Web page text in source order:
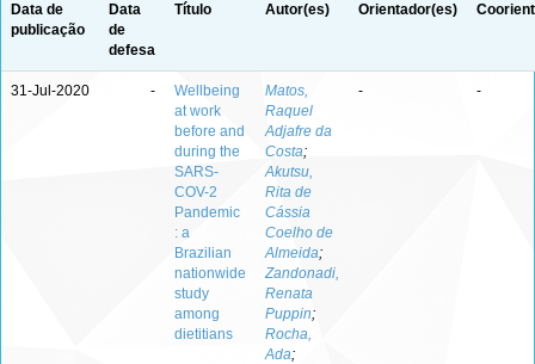
Data de
publicação
Data
de
defesa
Título Autor(es) Orientador(es)
31-Jul-2020 -
Wellbeing
at work
before and
during the
SARS-
COV-2
Pandemic
: a
Brazilian
nationwide
study
among
dietitians
Matos,
Raquel
Adjafre da
Costa;
Akutsu,
Rita de
Cássia
Coelho de
Almeida;
Zandonadi,
Renata
Puppin;
Rocha,
Ada;
- -